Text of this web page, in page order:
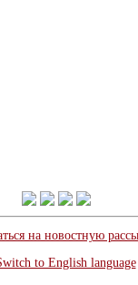
на новостную
to English language